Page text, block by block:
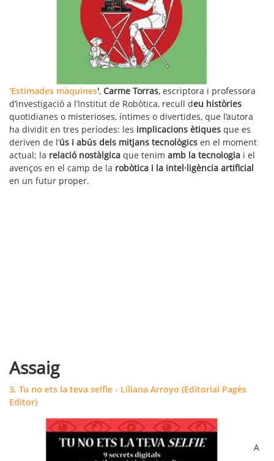
'Estimades màquines', Carme Torras, escriptora i professora
d’investigació a l’Institut de Robòtica, recull deu històries
quotidianes o misterioses, íntimes o divertides, que l’autora
ha dividit en tres períodes: les implicacions ètiques que es
deriven de l’ús i abús dels mitjans tecnològics en el moment
actual; la relació nostàlgica que tenim amb la tecnologia i el
avenços en el camp de la robòtica i la intel·ligència artificial
en un futur proper.
Assaig
3. Tu no ets la teva selfie - Liliana Arroyo (Editorial Pagès
Editor)
A